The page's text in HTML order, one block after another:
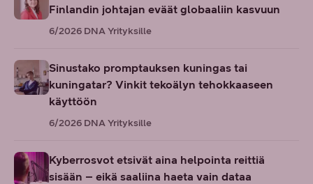
Finlandin johtajan eväät globaaliin kasvuun
6/2026 DNA Yrityksille
Sinustako promptauksen kuningas tai
kuningatar? Vinkit tekoälyn tehokkaaseen
käyttöön
6/2026 DNA Yrityksille
Kyberrosvot etsivät aina helpointa reittiä
sisään – eikä saaliina haeta vain dataa